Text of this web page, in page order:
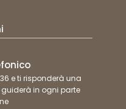
e ti risponderà una
in ogni parte